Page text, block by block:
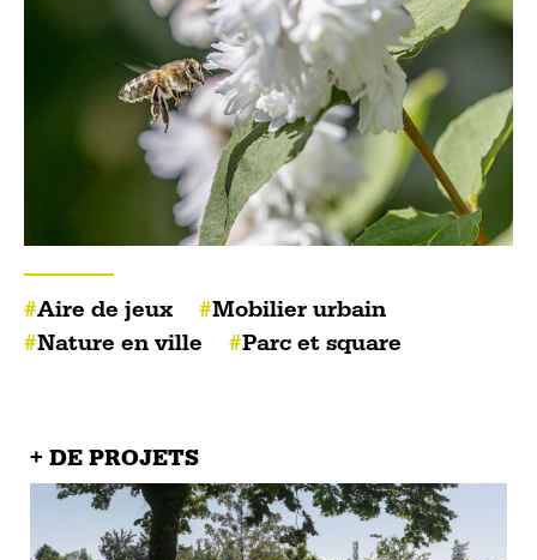
Aire de jeux
Mobilier urbain
Nature en ville
Parc et square
+ DE PROJETS